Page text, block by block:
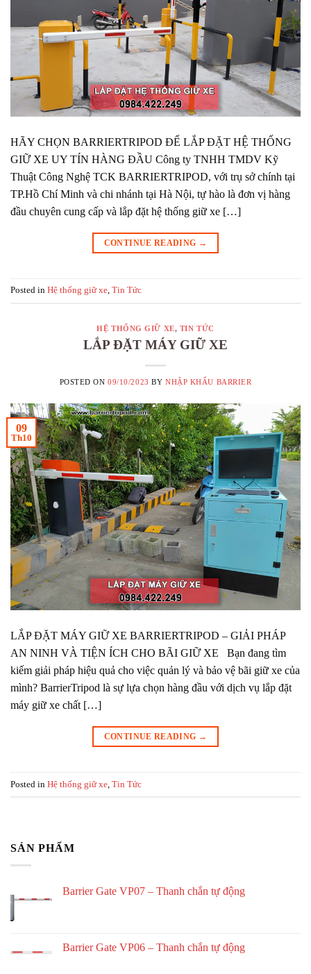
HÃY CHỌN BARRIERTRIPOD ĐỂ LẮP ĐẶT HỆ THỐNG
GIỮ XE UY TÍN HÀNG ĐẦU Công ty TNHH TMDV Kỹ
Thuật Công Nghệ TCK BARRIERTRIPOD, với trụ sở chính tại
TP.Hồ Chí Minh và chi nhánh tại Hà Nội, tự hào là đơn vị hàng
đầu chuyên cung cấp và lắp đặt hệ thống giữ xe […]
CONTINUE READING →
Posted in Hệ thống giữ xe, Tin Tức
HỆ THỐNG GIỮ XE, TIN TỨC
LẮP ĐẶT MÁY GIỮ XE
POSTED ON09/10/2023 BY NHẬP KHẨU BARRIER
09
Th10
LẮP ĐẶT MÁY GIỮ XE BARRIERTRIPOD – GIẢI PHÁP
AN NINH VÀ TIỆN ÍCH CHO BÃI GIỮ XE Bạn đang tìm
kiếm giải pháp hiệu quả cho việc quản lý và bảo vệ bãi giữ xe của
mình? BarrierTripod là sự lựa chọn hàng đầu với dịch vụ lắp đặt
máy giữ xe chất […]
CONTINUE READING →
Posted in Hệ thống giữ xe Tin Tức
SẢN PHẨM
Barrier Gate VP07 – Thanh chắn tự động
Barrier Gate VP06 – Thanh chắn tự động